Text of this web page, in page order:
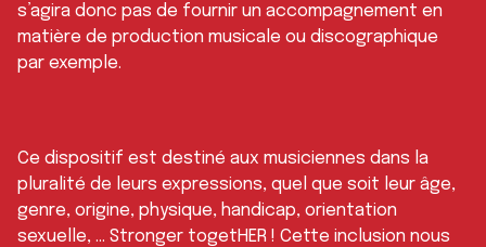
s’agira donc pas de fournir un accompagnement en
matière de production musicale ou discographique
par exemple.
Ce dispositif est destiné aux musiciennes dans la
pluralité de leurs expressions, quel que soit leur âge,
genre, origine, physique, handicap, orientation
sexuelle, … Stronger togetHER ! Cette inclusion nous